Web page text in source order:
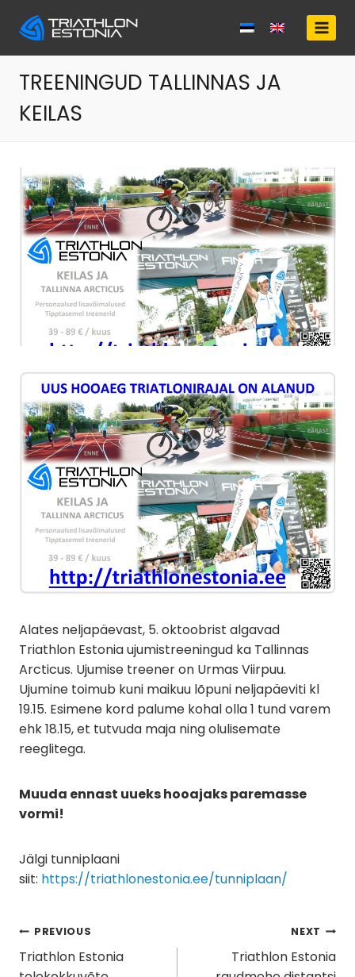
TREENINGUD TALLINNAS JA
KEILAS
Alates neljapäevast, 5. oktoobrist algavad
Triathlon Estonia ujumistreeningud ka Tallinnas
Arcticus. Ujumise treener on Urmas Viirpuu.
Ujumine toimub kuni maikuu lõpuni neljapäeviti kl
19.15. Esimene kord palume kohal olla 1 tund varem
ehk 18.15, et tutvuda maja ning olulisemate
reeglitega.
Muuda ennast uueks hooajaks paremasse
vormi!
Jälgi tunniplaani
siit: https://triathlonestonia.ee/tunniplaan/
Navigeerimine
PREVIOUS
Triathlon Estonia
NEXT
Triathlon Estonia